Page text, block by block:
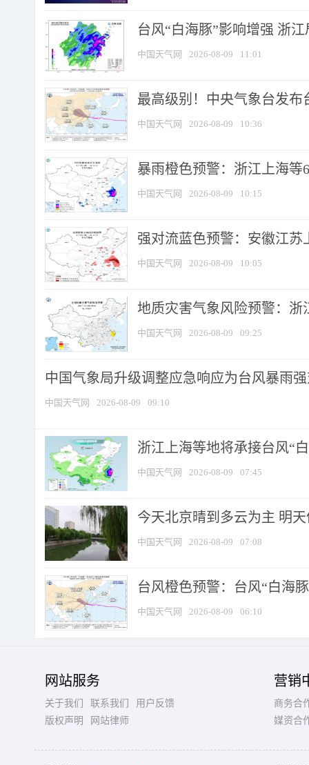
台风“白海豚”影响增强 浙
中国天气网 2026-08-09 11:01
最高级别！中央气象台发布
中国天气网 2026-08-09 10:36
暴雨橙色预警：浙江上海等
中国天气网 2026-08-09 10:15
强对流蓝色预警：安徽江苏
中国天气网 2026-08-09 10:05
地质灾害气象风险预警：浙
中国天气网 2026-08-09 09:25
中国气象局升级调整应急响应为台风暴雨
中国天气网 2026-08-09 09:10
浙江上海等地将承接台风“
中国天气网 2026-08-09 07:45
今天北京晴到多云为主 明
中国天气网 2026-08-09 07:08
台风橙色预警：台风“白海
中国天气网 2026-08-09 06:10
网站服务
关于我们 联系我们
用户反馈
版权声明
网站律师
营销
商务合
媒资合